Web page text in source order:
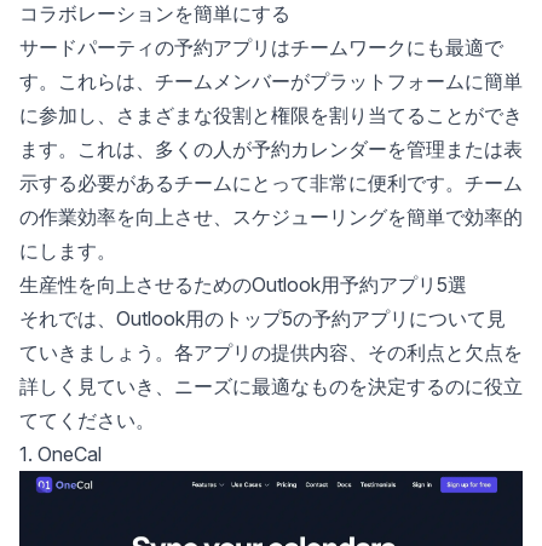
コラボレーションを簡単にする
サードパーティの予約アプリはチームワークにも最適で
す。これらは、 チームメンバーがプラットフォームに簡単
に参加 し、さまざまな役割と権限を割り当てることができ
ます。これは、多くの人が予約カレンダーを管理または表
示する必要があるチームにとって非常に便利です。チーム
の作業効率を向上させ、スケジューリングを簡単で効率的
にします。
生産性を向上させるためのOutlook用予約アプリ5選
それでは、Outlook用のトップ5の予約アプリについて見
ていきましょう。各アプリの提供内容、その利点と欠点を
詳しく見ていき、ニーズに最適なものを決定するのに役立
ててください。
1. OneCal